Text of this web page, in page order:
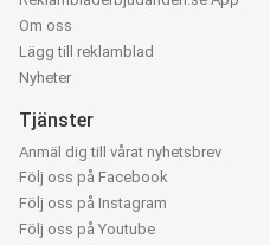
Om oss
Lägg till reklamblad
Nyheter
Tjänster
Anmäl dig till vårat nyhetsbrev
Följ oss på Facebook
Följ oss på Instagram
Följ oss på Youtube